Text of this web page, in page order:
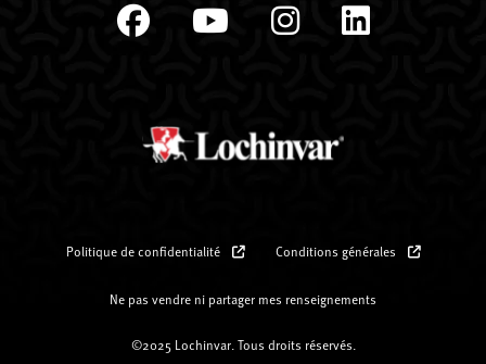
Politique de confidentialité Conditions générales
Ne pas vendre ni partager mes renseignements
©2025 Lochinvar. Tous droits réservés.